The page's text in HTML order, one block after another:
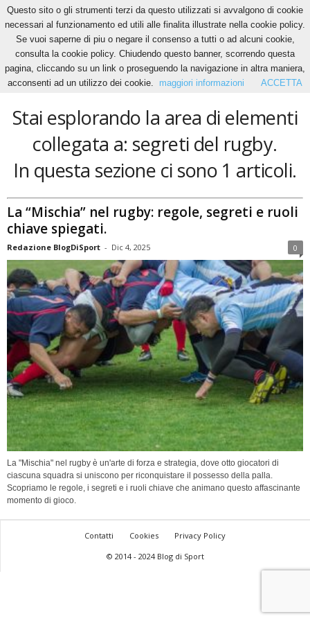
Home Tags Segreti del rugby
segreti del rugby
Stai esplorando la area di elementi
collegata a: segreti del rugby.
In questa sezione ci sono 1 articoli.
La “Mischia” nel rugby: regole, segreti e ruoli
chiave spiegati.
Redazione BlogDiSport - Dic 4, 2025 0
La "Mischia" nel rugby è un'arte di forza e strategia, dove otto giocatori di
ciascuna squadra si uniscono per riconquistare il possesso della palla.
Scopriamo le regole, i segreti e i ruoli chiave che animano questo affascinante
momento di gioco.
Contatti Cookies
Privacy Policy
© 2014 - 2024 Blog di Sport
Questo sito o gli strumenti terzi da questo utilizzati si avvalgono di cookie
necessari al funzionamento ed utili alle finalita illustrate nella cookie policy.
Se vuoi saperne di piu o negare il consenso a tutti o ad alcuni cookie,
consulta la cookie policy. Chiudendo questo banner, scorrendo questa
pagina, cliccando su un link o proseguendo la navigazione in altra maniera,
acconsenti ad un utilizzo dei cookie.
maggiori informazioni ACCETTA